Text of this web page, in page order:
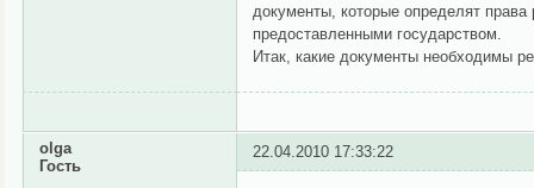
документы, которые определят
предоставленными государством.
Итак, какие документы необходимы
olga
Гость
22.04.2010 17:33:22